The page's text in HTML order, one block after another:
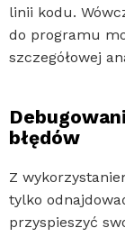
linii kodu.
do programu
szczegółowej
błędów
Z
tylko
przyspieszyć